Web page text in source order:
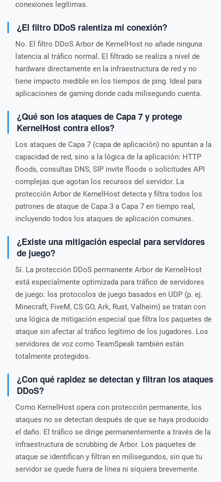
conexiones legítimas.
¿El filtro DDoS ralentiza mi conexión?
No. El filtro DDoS Arbor de KernelHost no añade ninguna
latencia al tráfico normal. El filtrado se realiza a nivel de
hardware directamente en la infraestructura de red y no
tiene impacto medible en los tiempos de ping. Ideal para
aplicaciones de gaming donde cada milisegundo cuenta.
¿Qué son los ataques de Capa 7 y protege
KernelHost contra ellos?
Los ataques de Capa 7 (capa de aplicación) no apuntan a la
capacidad de red, sino a la lógica de la aplicación: HTTP
floods, consultas DNS, SIP invite floods o solicitudes API
complejas que agotan los recursos del servidor. La
protección Arbor de KernelHost detecta y filtra todos los
patrones de ataque de Capa 3 a Capa 7 en tiempo real,
incluyendo todos los ataques de aplicación comunes.
¿Existe una mitigación especial para servidores
de juego?
Sí. La protección DDoS permanente Arbor de KernelHost
está especialmente optimizada para tráfico de servidores
de juego: los protocolos de juego basados en UDP (p. ej.
Minecraft, FiveM, CS:GO, Ark, Rust, Valheim) se tratan con
una lógica de mitigación especial que filtra los paquetes de
ataque sin afectar al tráfico legítimo de los jugadores. Los
servidores de voz como TeamSpeak también están
totalmente protegidos.
¿Con qué rapidez se detectan y filtran los ataques
DDoS?
Como KernelHost opera con protección permanente, los
ataques no se detectan después de que se haya producido
el daño. El tráfico se dirige permanentemente a través de la
infraestructura de scrubbing de Arbor. Los paquetes de
ataque se identifican y filtran en milisegundos, sin que tu
servidor se quede fuera de línea ni siquiera brevemente.